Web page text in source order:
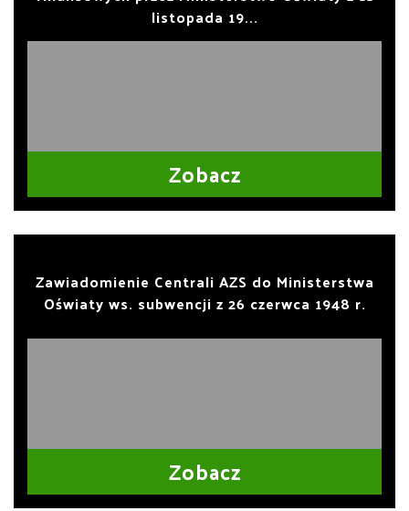
listopada 19...
Zobacz
Zawiadomienie Centrali AZS do Ministerstwa
Oświaty ws. subwencji z 26 czerwca 1948 r.
Zobacz